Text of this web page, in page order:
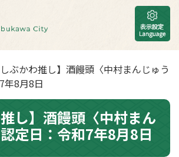
ぶかわ推し】酒饅頭〈中村まんじゅう
年8月8日
推し】酒饅頭〈中村まん
定日：令和7年8月8日